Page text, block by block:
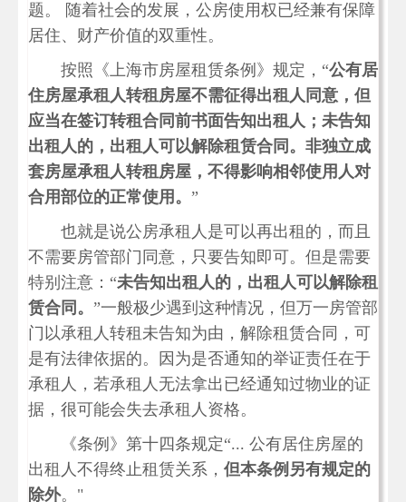
题。 随着社会的发展，公房使用权已经兼有保障
居住、财产价值的双重性。
按照《上海市房屋租赁条例》规定，“公有居
住房屋承租人转租房屋不需征得出租人同意，但
应当在签订转租合同前书面告知出租人；未告知
出租人的，出租人可以解除租赁合同。非独立成
套房屋承租人转租房屋，不得影响相邻使用人对
合用部位的正常使用。 ”
也就是说公房承租人是可以再出租的，而且
不需要房管部门同意，只要告知即可。但是需要
特别注意：“未告知出租人的，出租人可以解除租
赁合同。 ”一般极少遇到这种情况，但万一房管部
门以承租人转租未告知为由，解除租赁合同，可
是有法律依据的。因为是否通知的举证责任在于
承租人，若承租人无法拿出已经通知过物业的证
据，很可能会失去承租人资格。
《条例》第十四条规定“... 公有居住房屋的
出租人不得终止租赁关系， 但本条例另有规定的
除外。"